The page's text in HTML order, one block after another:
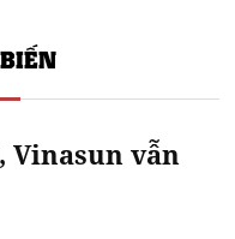
Vinasun vẫn